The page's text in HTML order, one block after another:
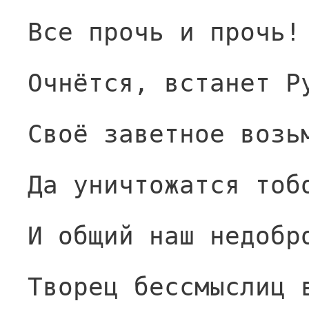
Все прочь и
Очнётся, встанет
Своё заветное
Да уничтожатся
И общий наш
Творец бессмыслиц